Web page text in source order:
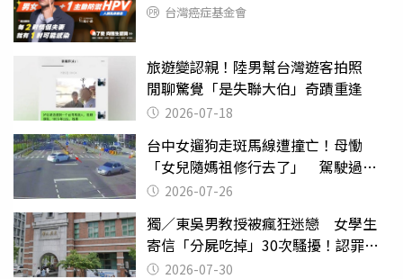
台灣癌症基金會
旅遊變認親！陸男幫台灣遊客拍照
閒聊驚覺「是失聯大伯」奇蹟重逢
2026-07-18
台中女遛狗走斑馬線遭撞亡！母慟
「女兒隨媽祖修行去了」 駕駛過失
致死判9月
2026-07-26
獨／東吳男教授被瘋狂迷戀 女學生
寄信「分屍吃掉」30次騷擾！認罪免
關 2026-07-30